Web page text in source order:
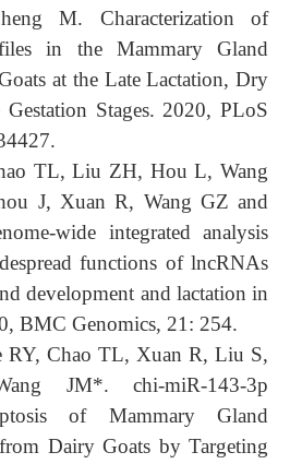
M. Characterization of
in the Mammary Gland
at the Late Lactation, Dry
Stages. 2020, PLoS
TL, Liu ZH, Hou L, Wang
J, Xuan R, Wang GZ and
integrated analysis
functions of lncRNAs
development and lactation in
BMC Genomics, 21: 254.
RY, Chao TL, Xuan R, Liu S,
JM*. chi-miR-143-3p
of Mammary Gland
Dairy Goats by Targeting